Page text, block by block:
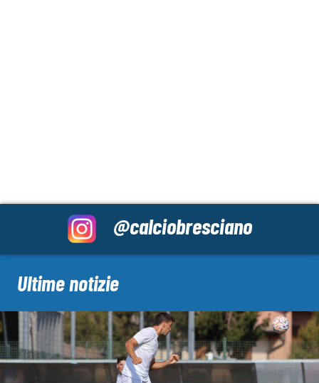
@calciobresciano
Ultime notizie